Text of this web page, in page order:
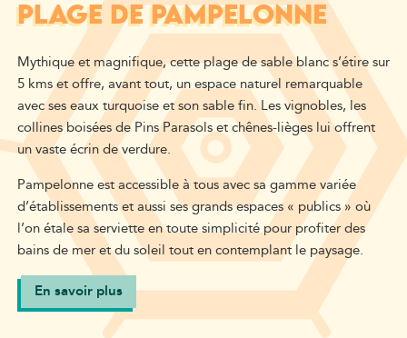
PLAGE DE PAMPELONNE
Mythique et magnifique, cette plage de sable blanc s’étire sur
5 kms et offre, avant tout, un espace naturel remarquable
avec ses eaux turquoise et son sable fin. Les vignobles, les
collines boisées de Pins Parasols et chênes-lièges lui offrent
un vaste écrin de verdure.
Pampelonne est accessible à tous avec sa gamme variée
d’établissements et aussi ses grands espaces « publics » où
l’on étale sa serviette en toute simplicité pour profiter des
bains de mer et du soleil tout en contemplant le paysage.
En savoir plus